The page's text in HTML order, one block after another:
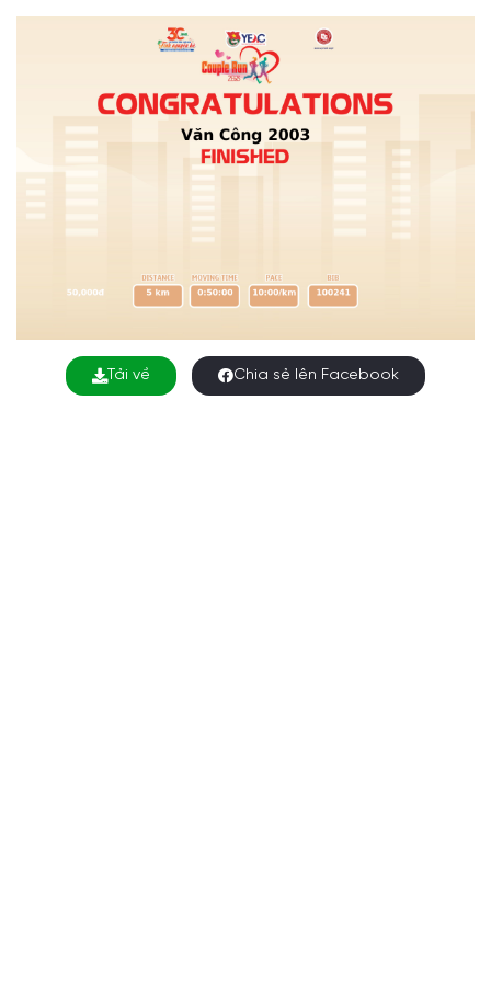
Tải về Chia sẻ lên Facebook